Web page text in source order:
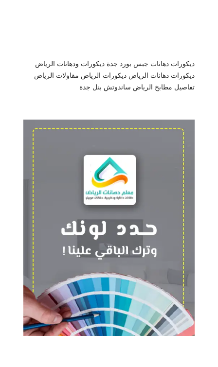
ديكورات دهانات جبس بورد جدة ديكورات ودهانات الرياض
ديكورات دهانات الرياض ديكورات الرياض مقاولات الرياض
تفاصيل مطابخ الرياض ساندوتش بنل جدة